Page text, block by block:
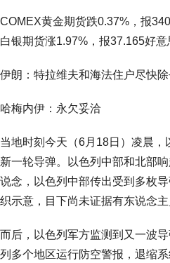
COMEX黄金期货跌0.37%，报
白银期货涨1.97%，报37.165好意
伊朗：特拉维夫和海法住户尽快
哈梅内伊：永欠妥洽
当地时刻今天（6月18日）凌晨
新一轮导弹。以色列中部和北部
说念，以色列中部传出受到多枚
织示意，目下尚未证据有东说念主
而后，以色列军方监测到又一波
列多个地区运行防空警报，退缩